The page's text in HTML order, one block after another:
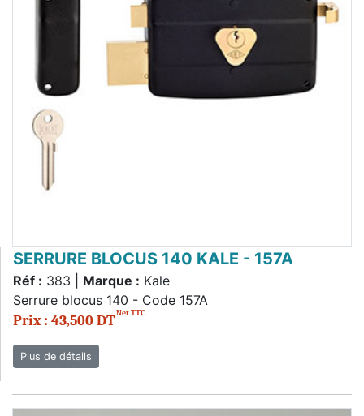
SERRURE BLOCUS 140 KALE - 157A
Réf : 383 | Marque : Kale
Serrure blocus 140 - Code 157A
Prix : 43,500 DTNet TTC
Plus de détails